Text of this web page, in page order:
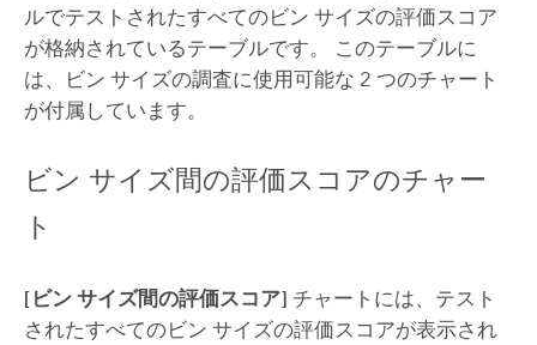
ルでテストされたすべてのビン サイズの評価スコア
が格納されているテーブルです。 このテーブルに
は、ビン サイズの調査に使用可能な 2 つのチャート
が付属しています。
ビン サイズ間の評価スコアのチャー
ト
[ビン サイズ間の評価スコア] チャートには、テスト
されたすべてのビン サイズの評価スコアが表示され